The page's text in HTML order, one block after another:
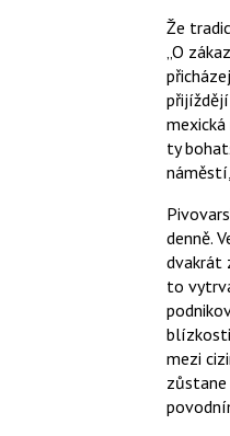
Že
„O
ty
denně.
dvakrát
to
mezi